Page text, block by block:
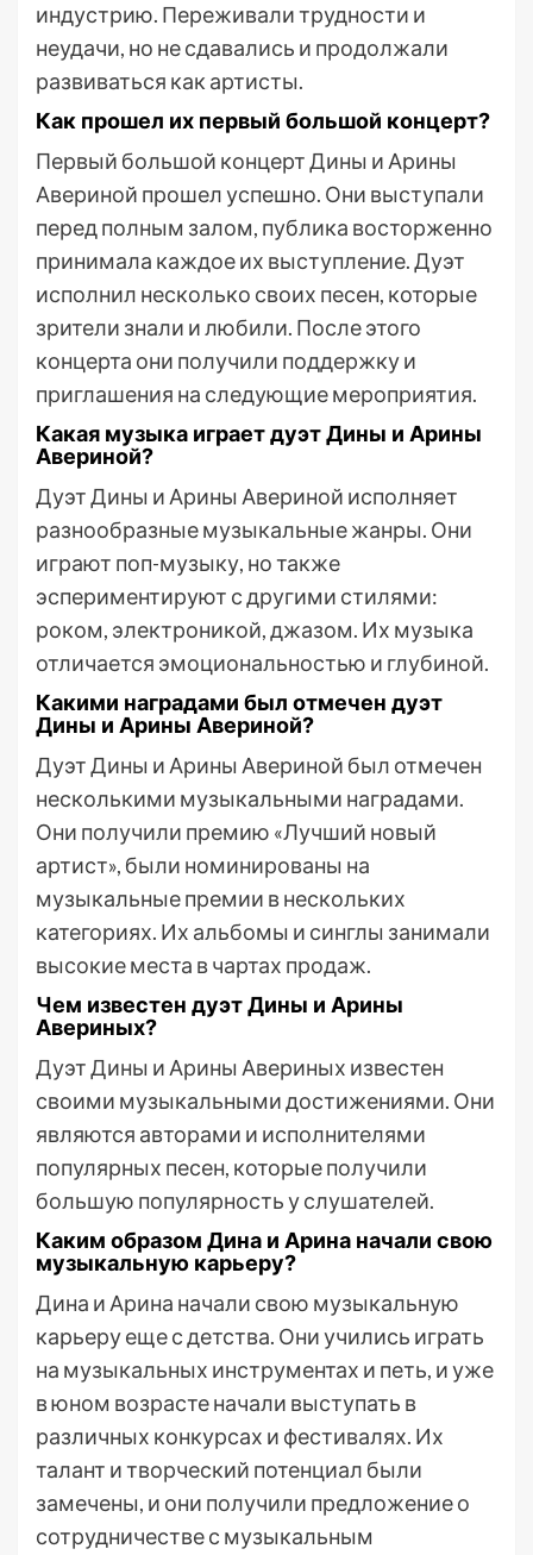
индустрию. Переживали трудности и
неудачи, но не сдавались и продолжали
развиваться как артисты.
Как прошел их первый большой концерт?
Первый большой концерт Дины и Арины
Авериной прошел успешно. Они выступали
перед полным залом, публика восторженно
принимала каждое их выступление. Дуэт
исполнил несколько своих песен, которые
зрители знали и любили. После этого
концерта они получили поддержку и
приглашения на следующие мероприятия.
Какая музыка играет дуэт Дины и Арины
Авериной?
Дуэт Дины и Арины Авериной исполняет
разнообразные музыкальные жанры. Они
играют поп-музыку, но также
эспериментируют с другими стилями:
роком, электроникой, джазом. Их музыка
отличается эмоциональностью и глубиной.
Какими наградами был отмечен дуэт
Дины и Арины Авериной?
Дуэт Дины и Арины Авериной был отмечен
несколькими музыкальными наградами.
Они получили премию «Лучший новый
артист», были номинированы на
музыкальные премии в нескольких
категориях. Их альбомы и синглы занимали
высокие места в чартах продаж.
Чем известен дуэт Дины и Арины
Авериных?
Дуэт Дины и Арины Авериных известен
своими музыкальными достижениями. Они
являются авторами и исполнителями
популярных песен, которые получили
большую популярность у слушателей.
Каким образом Дина и Арина начали свою
музыкальную карьеру?
Дина и Арина начали свою музыкальную
карьеру еще с детства. Они учились играть
на музыкальных инструментах и петь, и уже
в юном возрасте начали выступать в
различных конкурсах и фестивалях. Их
талант и творческий потенциал были
замечены, и они получили предложение о
сотрудничестве с музыкальным